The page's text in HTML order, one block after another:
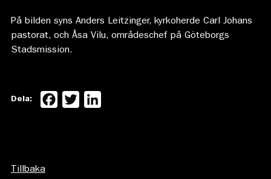
På bilden syns Anders Leitzinger, kyrkoherde Carl Johans
pastorat, och Åsa Vilu, områdeschef på Göteborgs
Stadsmission.
Dela: Facebook
Twitter
Tillbaka